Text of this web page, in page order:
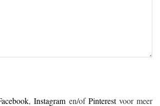
,Instagramen/ofPinterestvoor meer